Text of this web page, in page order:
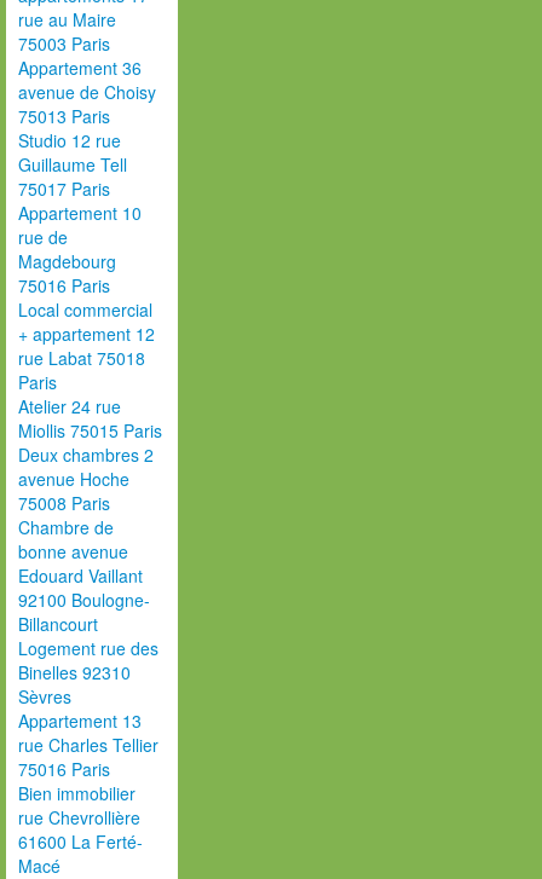
rue au Maire
75003 Paris
Appartement 36
avenue de Choisy
75013 Paris
Studio 12 rue
Guillaume Tell
75017 Paris
Appartement 10
rue de
Magdebourg
75016 Paris
Local commercial
+ appartement 12
rue Labat 75018
Paris
Atelier 24 rue
Miollis 75015 Paris
Deux chambres 2
avenue Hoche
75008 Paris
Chambre de
bonne avenue
Edouard Vaillant
92100 Boulogne-
Billancourt
Logement rue des
Binelles 92310
Sèvres
Appartement 13
rue Charles Tellier
75016 Paris
Bien immobilier
rue Chevrollière
61600 La Ferté-
Macé